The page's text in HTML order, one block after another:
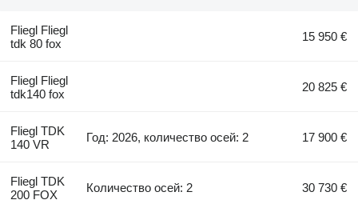
Fliegl Fliegl
tdk 80 fox
15 950 €
Fliegl Fliegl
tdk140 fox
20 825 €
Fliegl TDK
140 VR
Год: 2026, количество осей: 2 17 900 €
Fliegl TDK
200 FOX
Количество осей: 2 30 730 €